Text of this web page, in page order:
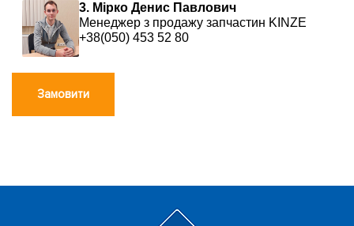
3. Мірко Денис Павлович
Менеджер з продажу запчастин KINZE
+38(050) 453 52 80
Замовити